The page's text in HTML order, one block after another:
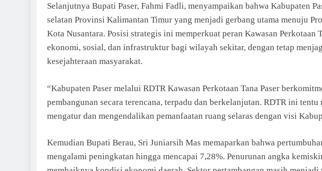
Selanjutnya Bupati Paser, Fahmi Fadli, menyampaikan bahwa Kabupaten
selatan Provinsi Kalimantan Timur yang menjadi gerbang utama menuju
Kota Nusantara. Posisi strategis ini memperkuat peran Kawasan Perkotaan
ekonomi, sosial, dan infrastruktur bagi wilayah sekitar, dengan tetap
kesejahteraan masyarakat.
“Kabupaten Paser melalui RDTR Kawasan Perkotaan Tana Paser
pembangunan secara terencana, terpadu dan berkelanjutan. RDTR ini
mengatur dan mengendalikan pemanfaatan ruang selaras dengan visi
Kemudian Bupati Berau, Sri Juniarsih Mas memaparkan bahwa
mengalami peningkatan hingga mencapai 7,28%. Penurunan angka